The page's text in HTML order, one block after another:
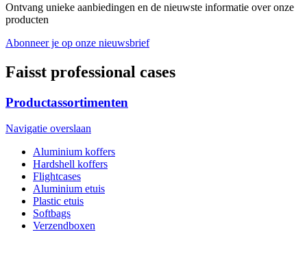
Ontvang unieke aanbiedingen en de nieuwste informatie over onze
producten
Abonneer je op onze nieuwsbrief
Faisst professional cases
Productassortimenten
Navigatie overslaan
Aluminium koffers
Hardshell koffers
Flightcases
Aluminium etuis
Plastic etuis
Softbags
Verzendboxen